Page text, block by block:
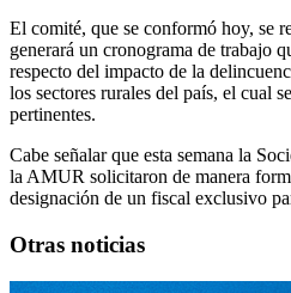
El comité, que se conformó hoy, se
generará un cronograma de trabajo
respecto del impacto de la
los sectores rurales del país, el cual
pertinentes.
Cabe señalar que esta semana la
la AMUR solicitaron de manera
designación de un fiscal exclusivo
Otras noticias